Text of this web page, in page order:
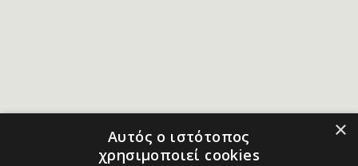
×
Αυτός ο ιστότοπος
χρησιμοποιεί cookies